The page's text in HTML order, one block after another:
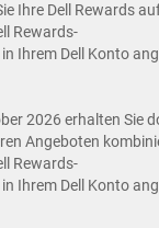
Ihre Dell Rewards
Rewards-
Ihrem Dell Konto
2026 erhalten Sie
Angeboten
Rewards-
Ihrem Dell Konto